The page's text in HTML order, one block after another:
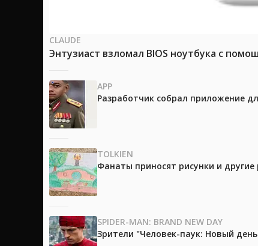
CLAUDE
Энтузиаст взломал BIOS ноутбука с
APP
Разработчик собрал приложение
TOLKIEN
Фанаты приносят рисунки и
SPIDER-MAN: BRAND NEW DAY
Зрители "Человек-паук: Новый